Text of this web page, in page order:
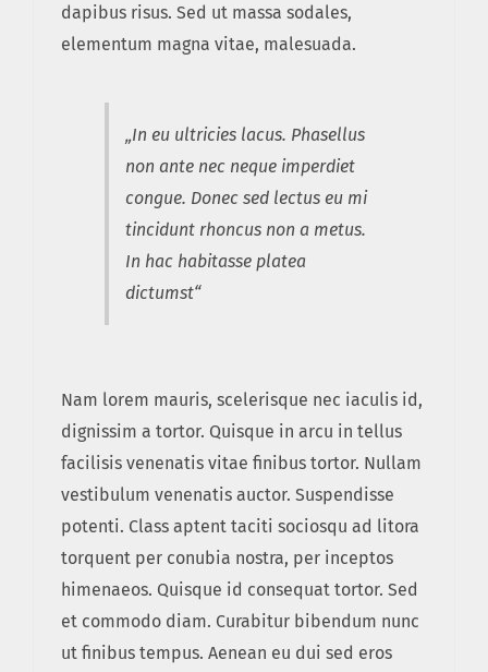
dapibus risus. Sed ut massa sodales,
elementum magna vitae, malesuada.
„In eu ultricies lacus. Phasellus
non ante nec neque imperdiet
congue. Donec sed lectus eu mi
tincidunt rhoncus non a metus.
In hac habitasse platea
dictumst“
Nam lorem mauris, scelerisque nec iaculis id,
dignissim a tortor. Quisque in arcu in tellus
facilisis venenatis vitae finibus tortor. Nullam
vestibulum venenatis auctor. Suspendisse
potenti. Class aptent taciti sociosqu ad litora
torquent per conubia nostra, per inceptos
himenaeos. Quisque id consequat tortor. Sed
et commodo diam. Curabitur bibendum nunc
ut finibus tempus. Aenean eu dui sed eros